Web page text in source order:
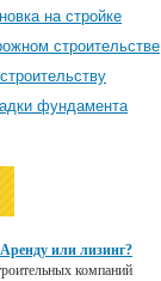
на стройке
строительстве
фундамента
или лизинг?
компаний